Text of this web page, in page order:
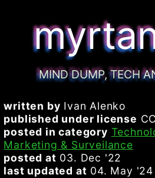
MIND DUMP, TECH
written by Ivan Alenko
published under license
posted in category
Marketing & Surveilance
posted at 03. Dec '22
last updated at 04. May '24